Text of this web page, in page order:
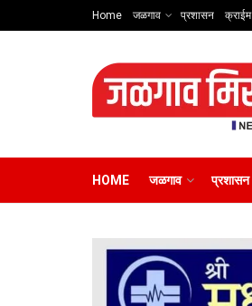
Home जळगाव प्रशासन क्राईम
HOME जळगाव प्रशासन